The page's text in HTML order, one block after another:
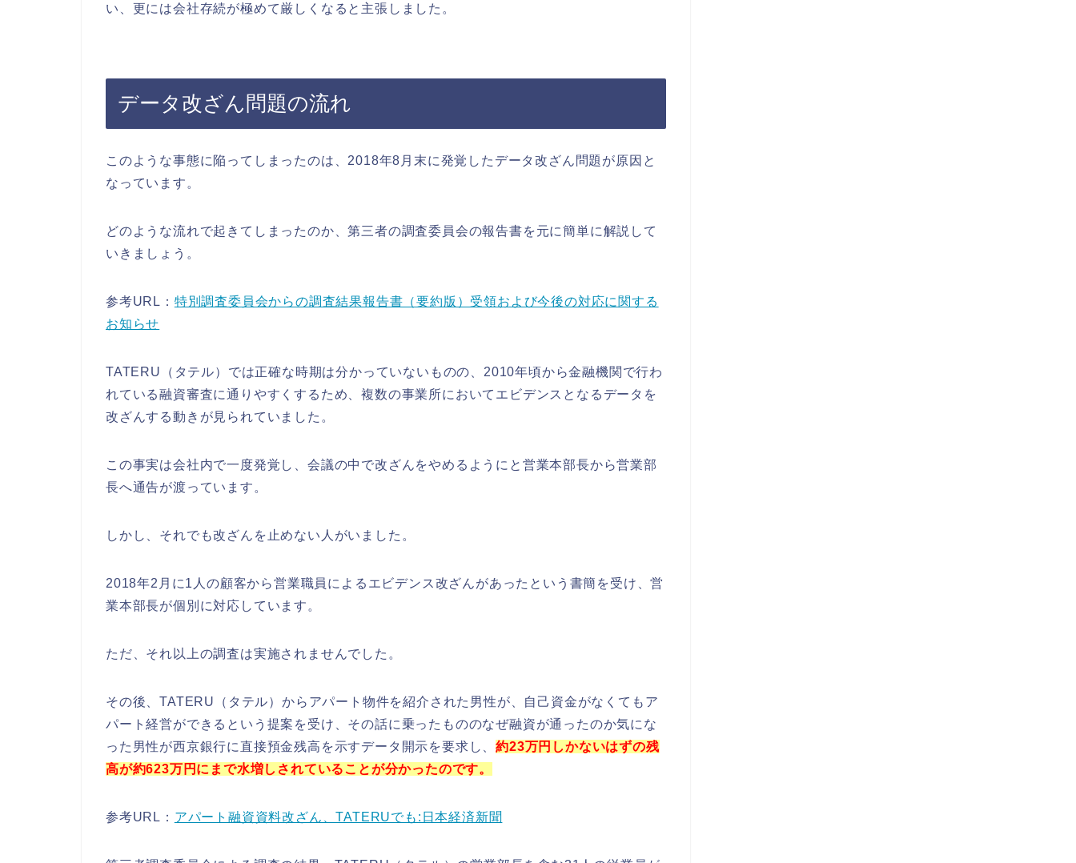
い、更には会社存続が極めて厳しくなると主張しました。
データ改ざん問題の流れ
このような事態に陥ってしまったのは、2018年8月末に発覚したデータ改ざん問題が原因と
なっています。
どのような流れで起きてしまったのか、第三者の調査委員会の報告書を元に簡単に解説して
いきましょう。
参考URL： 特別調査委員会からの調査結果報告書（要約版）受領および今後の対応に関する
お知らせ
TATERU（タテル）では正確な時期は分かっていないものの、2010年頃から金融機関で行わ
れている融資審査に通りやすくするため、複数の事業所においてエビデンスとなるデータを
改ざんする動きが見られていました。
この事実は会社内で一度発覚し、会議の中で改ざんをやめるようにと営業本部長から営業部
長へ通告が渡っています。
しかし、それでも改ざんを止めない人がいました。
2018年2月に1人の顧客から営業職員によるエビデンス改ざんがあったという書簡を受け、営
業本部長が個別に対応しています。
ただ、それ以上の調査は実施されませんでした。
その後、TATERU（タテル）からアパート物件を紹介された男性が、自己資金がなくてもア
パート経営ができるという提案を受け、その話に乗ったもののなぜ融資が通ったのか気にな
った男性が西京銀行に直接預金残高を示すデータ開示を要求し、約23万円しかないはずの残
高が約623万円にまで水増しされていることが分かったのです。
参考URL： アパート融資資料改ざん、TATERUでも:日本経済新聞